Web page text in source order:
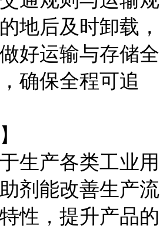
地后及时卸载，
好运输与存储全
确保全程可追
生产各类工业用
剂能改善生产流
性，提升产品的